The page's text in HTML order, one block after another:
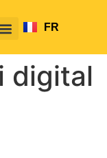
FR
EN
digital